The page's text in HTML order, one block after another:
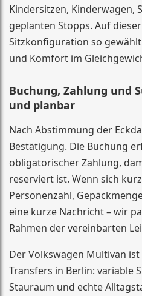
Kindersitzen, Kinderwagen,
geplanten Stopps. Auf
Sitzkonfiguration so
und Komfort im
Buchung, Zahlung und
und planbar
Nach Abstimmung der
Bestätigung. Die Buchung
obligatorischer Zahlung,
reserviert ist. Wenn sich
Personenzahl,
eine kurze Nachricht – wir
Rahmen der vereinbarten
Der Volkswagen Multivan
Transfers in Berlin: variable
Stauraum und echte